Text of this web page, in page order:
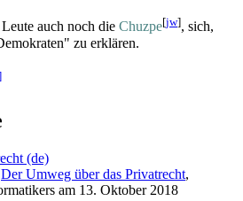
auch noch die Chuzpe[jw], sich,
zu erklären.
(de)
Der Umweg über das Privatrecht,
am 13. Oktober 2018